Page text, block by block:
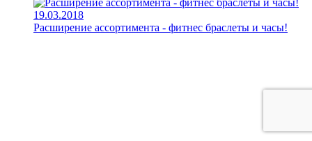
19.03.2018
Расширение ассортимента - фитнес браслеты и часы!